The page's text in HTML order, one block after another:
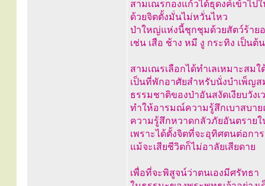
สามเณรกองแก้วได้ธุดงค์เข้าไป
ด้วยจิตตั้งมั่นไม่หวั่นไหว
ป่าใหญ่แห่งนี้ชุกชุมด้วยสัตว์ร้าย
เช่น เสือ ช้าง หมี งู กระทิง เป็นต้น
สามเณรเลือกได้ทำเลเหมาะสม
เป็นที่พักอาศัยสำหรับนั่งบำเพ็ญส
ธรรมชาติของป่าอันสงัดเงียบวังเ
ทำให้อารมณ์ความรู้สึกเบาสบา
ความรู้สึกหวาดกลัวภัยอันตรายใ
เพราะได้ตั้งจิตที่จะอุทิศตนต่อกา
แม้จะเสียชีวิตก็ไม่อาลัยเสียดาย
เพื่อที่จะพิสูจน์ว่าตนเองมีศรัทธา